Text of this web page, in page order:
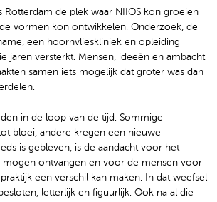
Rotterdam de plek waar NIIOS kon groeien
vormen kon ontwikkelen. Onderzoek, de
een hoornvlieskliniek en opleiding
jaren versterkt. Mensen, ideeën en ambacht
samen iets mogelijk dat groter was dan
in de loop van de tijd. Sommige
bloei, andere kregen een nieuwe
is gebleven, is de aandacht voor het
mogen ontvangen en voor de mensen voor
een verschil kan maken. In dat weefsel
letterlijk en figuurlijk. Ook na al die